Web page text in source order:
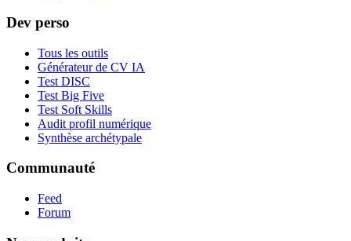
Dev perso
Tous les outils
Générateur de CV IA
Test DISC
Test Big Five
Test Soft Skills
Audit profil numérique
Synthèse archétypale
Communauté
Feed
Forum